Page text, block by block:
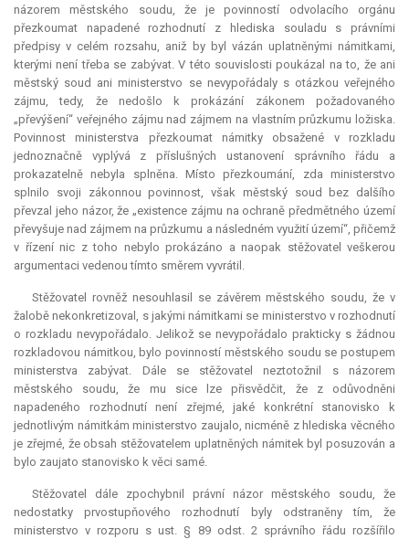
názorem městského soudu, že je povinností odvolacího orgánu
přezkoumat napadené rozhodnutí z hlediska souladu s právními
předpisy v celém rozsahu, aniž by byl vázán uplatněnými námitkami,
kterými není třeba se zabývat. V této souvislosti poukázal na to, že ani
městský soud ani ministerstvo se nevypořádaly s otázkou veřejného
zájmu, tedy, že nedošlo k prokázání zákonem požadovaného
„převýšení“ veřejného zájmu nad zájmem na vlastním průzkumu ložiska.
Povinnost ministerstva přezkoumat námitky obsažené v rozkladu
jednoznačně vyplývá z příslušných ustanovení správního řádu a
prokazatelně nebyla splněna. Místo přezkoumání, zda ministerstvo
splnilo svoji zákonnou povinnost, však městský soud bez dalšího
převzal jeho názor, že „existence zájmu na ochraně předmětného území
převyšuje nad zájmem na průzkumu a následném využití území“, přičemž
v řízení nic z toho nebylo prokázáno a naopak stěžovatel veškerou
argumentaci vedenou tímto směrem vyvrátil.
Stěžovatel rovněž nesouhlasil se závěrem městského soudu, že v
žalobě nekonkretizoval, s jakými námitkami se ministerstvo v rozhodnutí
o rozkladu nevypořádalo. Jelikož se nevypořádalo prakticky s žádnou
rozkladovou námitkou, bylo povinností městského soudu se postupem
ministerstva zabývat. Dále se stěžovatel neztotožnil s názorem
městského soudu, že mu sice lze přisvědčit, že z odůvodněni
napadeného rozhodnutí není zřejmé, jaké konkrétní stanovisko k
jednotlivým námitkám ministerstvo zaujalo, nicméně z hlediska věcného
je zřejmé, že obsah stěžovatelem uplatněných námitek byl posuzován a
bylo zaujato stanovisko k věci samé.
Stěžovatel dále zpochybnil právní názor městského soudu, že
nedostatky prvostupňového rozhodnutí byly odstraněny tím, že
ministerstvo v rozporu s ust. § 89 odst. 2 správního řádu rozšířilo